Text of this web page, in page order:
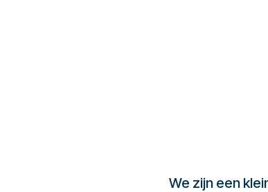
We zijn een